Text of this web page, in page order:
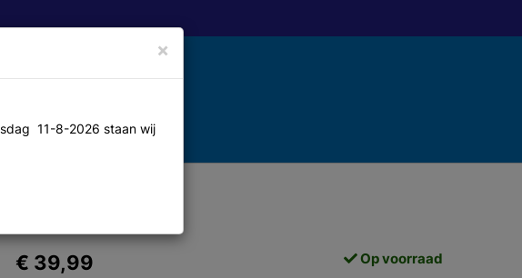
Contact
€ 39,99 Op voorraad
×
11-8-2026 staan wij